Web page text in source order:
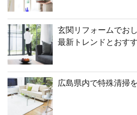
玄関リフォームでお
最新トレンドとおす
広島県内で特殊清掃